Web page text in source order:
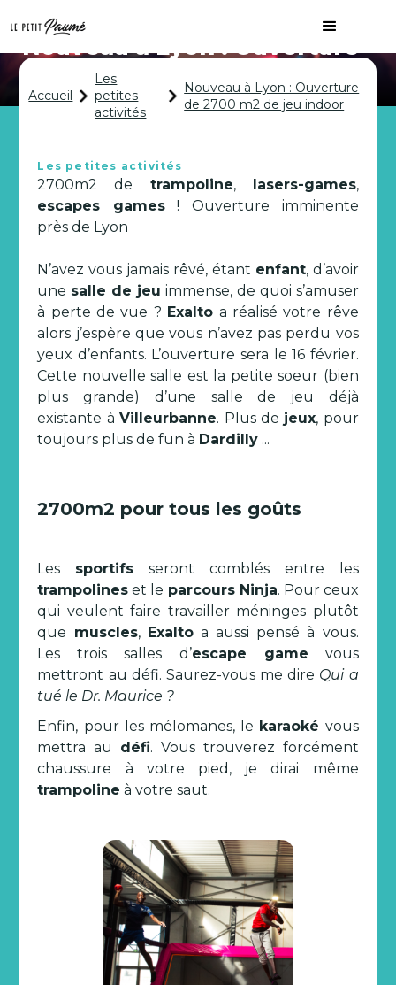
Nouveau à Lyon : Ouverture
de 2700 m2 de jeu indoor
Accueil
Les
petites
activités
Nouveau à Lyon : Ouverture
de 2700 m2 de jeu indoor
Les petites activités
2700m2 de trampoline, lasers-games,
escapes games!
Ouverture imminente
près de Lyon
N’avez vous jamais rêvé, étant enfant, d’avoir
une salle de jeu immense, de quoi s’amuser
à perte de vue ? Exalto a réalisé votre rêve
alors j’espère que vous n’avez pas perdu vos
yeux d’enfants. L’ouverture sera le 16 février.
Cette nouvelle salle est la petite soeur (bien
plus grande) d’une salle de jeu déjà
existante àVilleurbanne. Plus de jeux, pour
toujours plus de fun à Dardilly ...
2700m2 pour tous les goûts
Les sportifs seront comblés entre les
trampolines et le parcours Ninja. Pour ceux
qui veulent faire travailler méninges plutôt
que muscles, Exaltoa aussi pensé à vous.
Les trois salles d’escape game vous
mettront au défi. Saurez-vous me dire Qui a
tué le Dr. Maurice ?
Enfin, pour les mélomanes, le karaoké vous
mettra au défi. Vous trouverez forcément
chaussure à votre pied, je dirai même
trampoline à votre saut.